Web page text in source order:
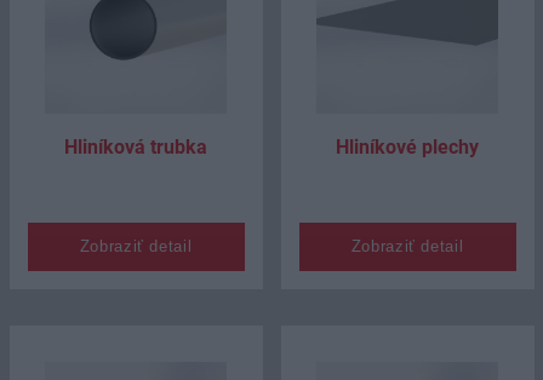
Hliníková trubka
Zobraziť detail
Hliníkové plechy
Zobraziť detail